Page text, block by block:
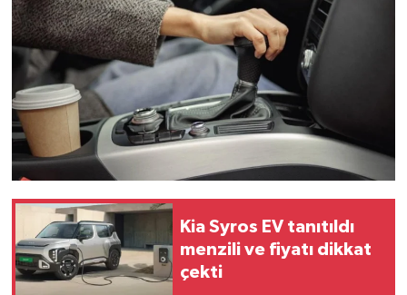
Kia Syros EV tanıtıldı
menzili ve fiyatı dikkat
çekti